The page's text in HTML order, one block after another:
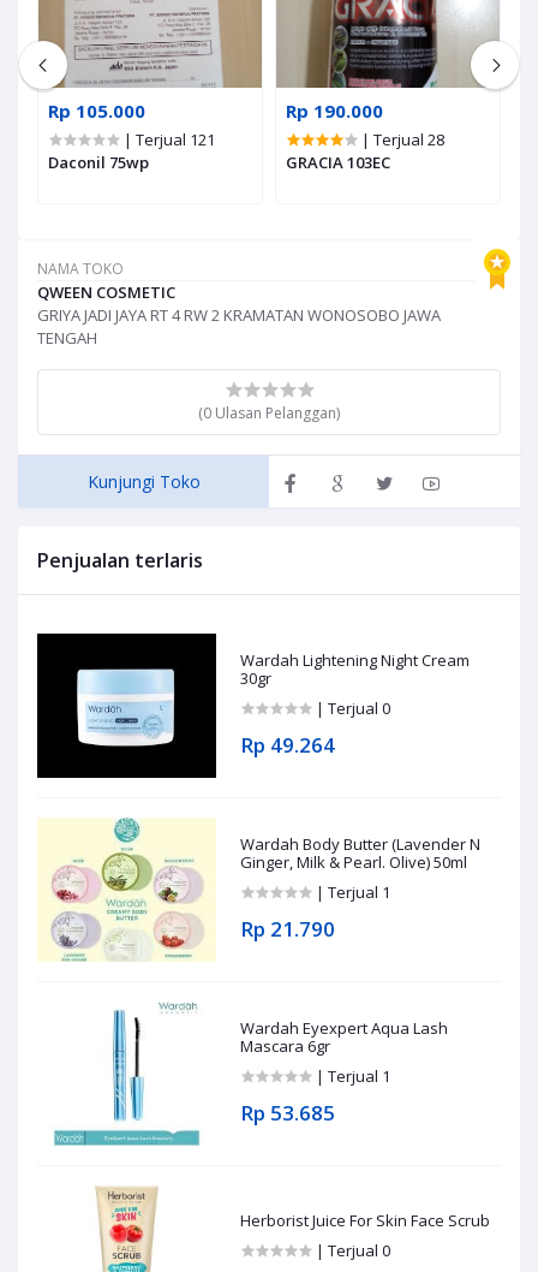
NAMA TOKO
QWEEN COSMETIC
GRIYA JADI JAYA RT 4 RW 2 KRAMATAN WONOSOBO JAWA
TENGAH
(0 Ulasan Pelanggan)
Kunjungi Toko
Penjualan terlaris
Wardah Lightening Night Cream
30gr
| Terjual 0
Rp 49.264
Wardah Body Butter (Lavender N
Ginger, Milk & Pearl. Olive) 50ml
| Terjual 1
Rp 21.790
Wardah Eyexpert Aqua Lash
Mascara 6gr
| Terjual 1
Rp 53.685
Herborist Juice For Skin Face Scrub
| Terjual 0
Rp 105.000
| Terjual 121
Daconil 75wp
Rp 190.000
| Terjual 28
GRACIA 103EC